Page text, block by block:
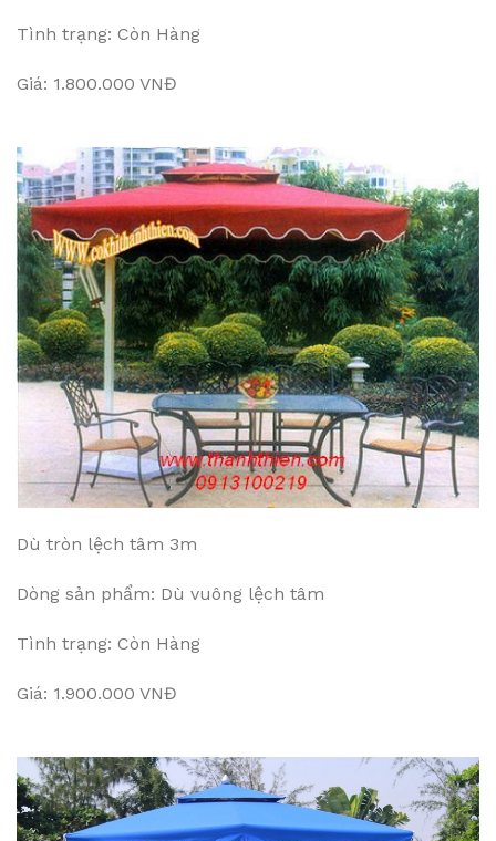
Tình trạng: Còn Hàng
Giá: 1.800.000 VNĐ
Dù tròn lệch tâm 3m
Dòng sản phẩm: Dù vuông lệch tâm
Tình trạng: Còn Hàng
Giá: 1.900.000 VNĐ